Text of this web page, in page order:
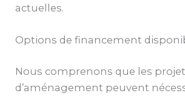
actuelles.
Options de financement
Nous comprenons que les
d’aménagement peuvent